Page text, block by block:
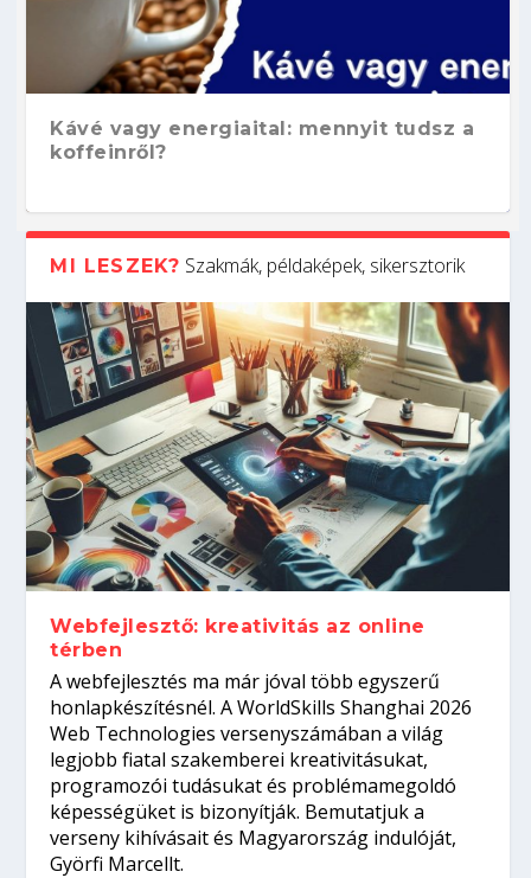
Kávé vagy energiaital: mennyit tudsz a
koffeinről?
Hogyan készíts ATS-barát önéletrajzot?
Így növelheted az esélyedet az
állásinterjúra...
Kitalálod, mire használják ezeket a
gépeket?
Nem sikerült az egyetemi felvételi?
Tanulj szakmát!
Szoftverfejlesztő: verseny kódban –
amikor néhány sor program dönti el a
világversenyt...
MI LESZEK? Szakmák, példaképek, sikersztorik
Webfejlesztő: kreativitás az online
térben
A webfejlesztés ma már jóval több egyszerű
honlapkészítésnél. A WorldSkills Shanghai 2026
Web Technologies versenyszámában a világ
legjobb fiatal szakemberei kreativitásukat,
programozói tudásukat és problémamegoldó
képességüket is bizonyítják. Bemutatjuk a
verseny kihívásait és Magyarország indulóját,
Györfi Marcellt.